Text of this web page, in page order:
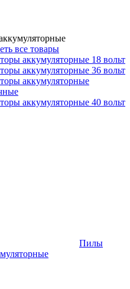
все товары
аккумуляторные 18 вольт
аккумуляторные 36 вольт
аккумуляторные
аккумуляторные 40 вольт
Пилы